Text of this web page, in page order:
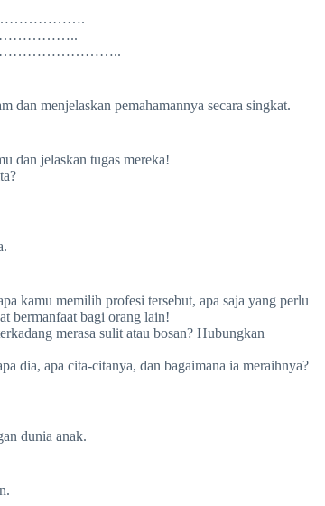
yang ……………………..
dan menjelaskan pemahamannya secara singkat.
dan jelaskan tugas mereka!
kamu memilih profesi tersebut, apa saja yang perlu
bermanfaat bagi orang lain!
merasa sulit atau bosan? Hubungkan
dia, apa cita-citanya, dan bagaimana ia meraihnya?
dunia anak.